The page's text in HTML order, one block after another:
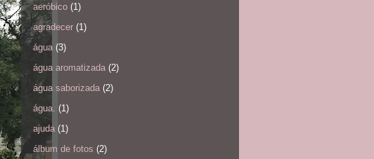
aeróbico (1)
agradecer (1)
água (3)
água aromatizada (2)
água saborizada (2)
água. (1)
ajuda (1)
álbum de fotos (2)